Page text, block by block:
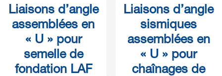
Liaisons d’angle
assemblées en
« U » pour
semelle de
fondation LAF
Liaisons d’angle
sismiques
assemblées en
« U » pour
chaînages de